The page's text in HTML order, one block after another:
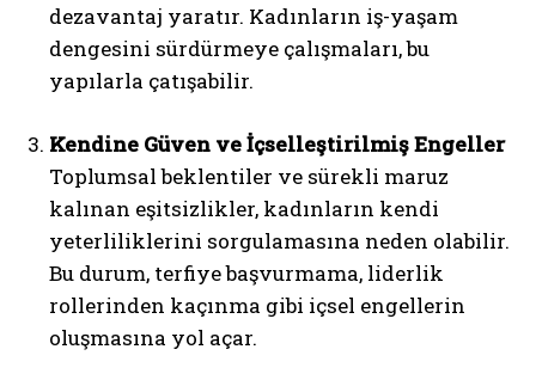
dezavantaj yaratır. Kadınların iş-yaşam
dengesini sürdürmeye çalışmaları, bu
yapılarla çatışabilir.
Kendine Güven ve İçselleştirilmiş Engeller
Toplumsal beklentiler ve sürekli maruz
kalınan eşitsizlikler, kadınların kendi
yeterliliklerini sorgulamasına neden olabilir.
Bu durum, terfiye başvurmama, liderlik
rollerinden kaçınma gibi içsel engellerin
oluşmasına yol açar.